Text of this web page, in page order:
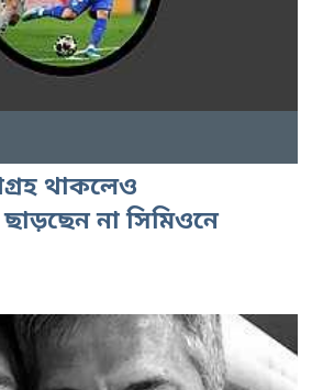
থাকলেও
না সিমিওনে